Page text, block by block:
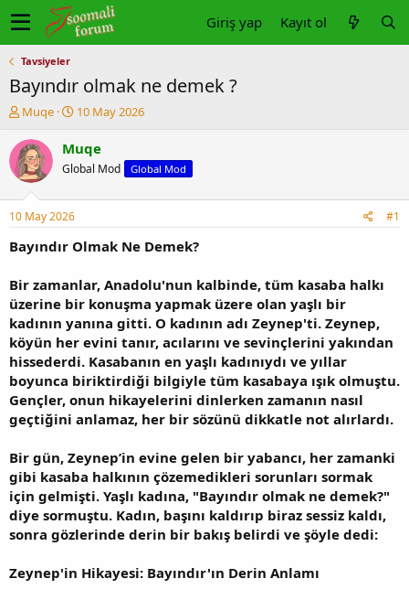
Giriş yap Kayıt ol
Tavsiyeler
Bayındır olmak ne demek ?
K
n
u
y
b
a
ş
t
a
n
Muqe
B
ş
a
ç
r
i
h
i
10 May 2026
Muqe
Global Mod Global Mod
10 May 2026 #1
Bayındır Olmak Ne Demek?
Bir zamanlar, Anadolu'nun kalbinde, tüm kasaba halkı
üzerine bir konuşma yapmak üzere olan yaşlı bir
kadının yanına gitti. O kadının adı Zeynep'ti. Zeynep,
köyün her evini tanır, acılarını ve sevinçlerini yakından
hissederdi. Kasabanın en yaşlı kadınıydı ve yıllar
boyunca biriktirdiği bilgiyle tüm kasabaya ışık olmuştu.
Gençler, onun hikayelerini dinlerken zamanın nasıl
geçtiğini anlamaz, her bir sözünü dikkatle not alırlardı.
Bir gün, Zeynep’in evine gelen bir yabancı, her zamanki
gibi kasaba halkının çözemedikleri sorunları sormak
için gelmişti. Yaşlı kadına, "Bayındır olmak ne demek?"
diye sormuştu. Kadın, başını kaldırıp biraz sessiz kaldı,
sonra gözlerinde derin bir bakış belirdi ve şöyle dedi:
Zeynep'in Hikayesi: Bayındır'ın Derin Anlamı